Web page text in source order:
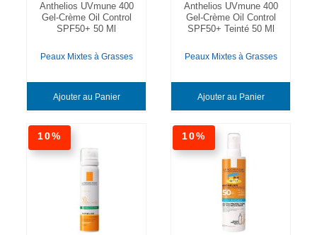
Anthelios UVmune 400
Gel-Crème Oil Control
SPF50+ 50 Ml
Peaux Mixtes à Grasses
Ajouter au Panier
Anthelios UVmune 400
Gel-Crème Oil Control
SPF50+ Teinté 50 Ml
Peaux Mixtes à Grasses
Ajouter au Panier
10% 10%